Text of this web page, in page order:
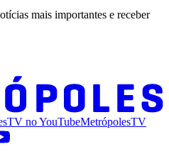
mais importantes e receber
noYouTubeMetrópolesTV